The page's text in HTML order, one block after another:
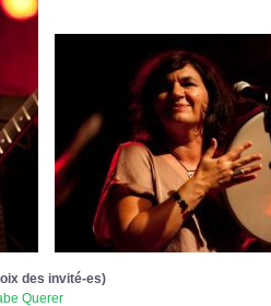
des invité-es)
Querer